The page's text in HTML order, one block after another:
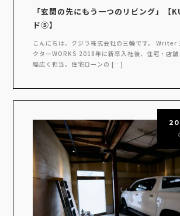
「玄関の先にもう一つのリビング」【
ド⑤】
こんにちは、クジラ株式会社の三輪です。 Writer
クターWORKS 2018年に新卒入社後、住宅・店
幅広く担当。住宅ローンの […]